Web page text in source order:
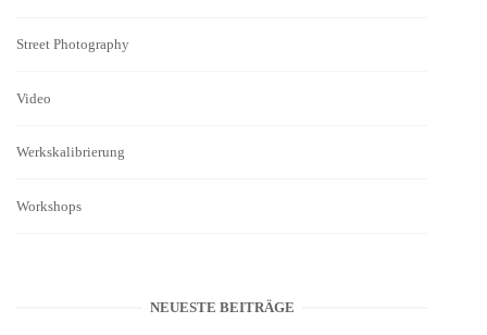
Street Photography
Video
Werkskalibrierung
Workshops
NEUESTE BEITRÄGE